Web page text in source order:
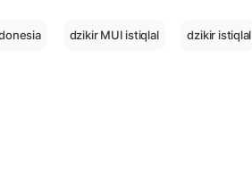
dzikir MUI istiqlal dzikir istiqlal